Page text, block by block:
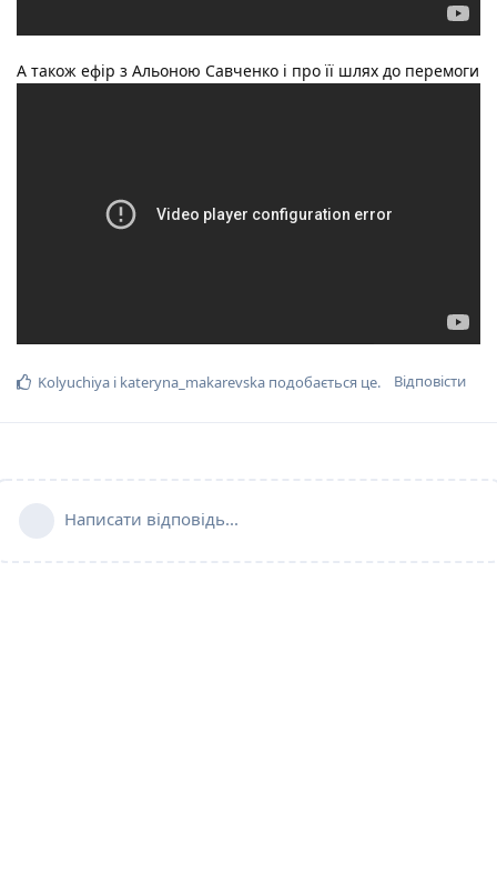
А також ефір з Альоною Савченко і про її шлях до перемоги
Відповісти
Kolyuchiya і kateryna_makarevska подобається це.
Написати відповідь...